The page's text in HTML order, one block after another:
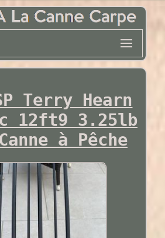
Terry Hearn
12ft9 3.25lb
à Pêche